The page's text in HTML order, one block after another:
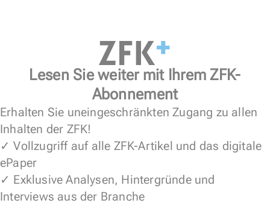
Lesen Sie weiter mit Ihrem ZFK-
Abonnement
Erhalten Sie uneingeschränkten Zugang zu allen
Inhalten der ZFK!
✓ Vollzugriff auf alle ZFK-Artikel und das digitale
ePaper
✓ Exklusive Analysen, Hintergründe und
Interviews aus der Branche